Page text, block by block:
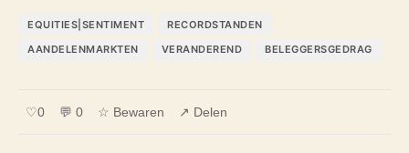
EQUITIES|SENTIMENT
RECORDSTANDEN
AANDELENMARKTEN
VERANDEREND BELEGGERSGEDRAG
♡0 💬 0 ☆ Bewaren ↗ Delen